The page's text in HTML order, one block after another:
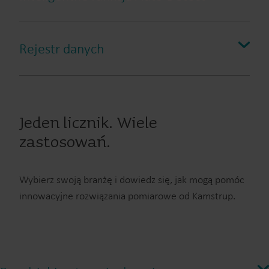
przepływu, sięgających nawet 15 000 m³/godz., dzięki
czemu możesz do swojego systemu Kamstrup
Rejestr danych
Jeden licznik. Wiele
zastosowań.
Wybierz swoją branżę i dowiedz się, jak mogą pomóc
innowacyjne rozwiązania pomiarowe od Kamstrup.